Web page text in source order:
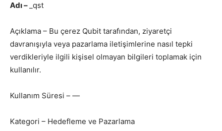
Adı – _qst
Açıklama – Bu çerez Qubit tarafından, ziyaretçi
davranışıyla veya pazarlama iletişimlerine nasıl tepki
verdikleriyle ilgili kişisel olmayan bilgileri toplamak için
kullanılır.
Kullanım Süresi – —
Kategori – Hedefleme ve Pazarlama